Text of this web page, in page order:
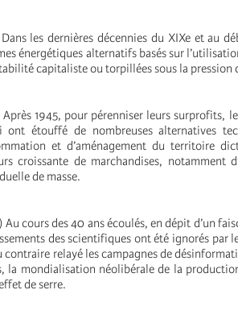
les dernières décennies du XIXe et au
énergétiques alternatifs basés sur
capitaliste ou torpillées sous la pression
1945, pour pérenniser leurs surprofits,
ont étouffé de nombreuses alternatives
et d’aménagement du territoire
croissante de marchandises, notamment
de masse.
cours des 40 ans écoulés, en dépit d’un
des scientifiques ont été ignorés par
contraire relayé les campagnes de
la mondialisation néolibérale de la
de serre.